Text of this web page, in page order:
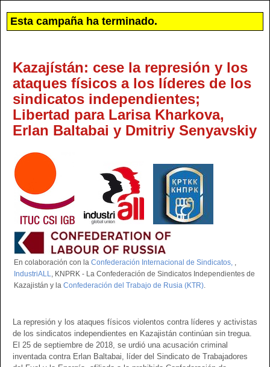
Esta campaña ha terminado.
Kazajístán: cese la represión y los
ataques físicos a los líderes de los
sindicatos independientes;
Libertad para Larisa Kharkova,
Erlan Baltabai y Dmitriy Senyavskiy
En colaboración con la Confederación Internacional de Sindicatos, ,
IndustriALL, KNPRK - La Confederación de Sindicatos Independientes de
Kazajistán y la Confederación del Trabajo de Rusia (KTR).
La represión y los ataques físicos violentos contra líderes y activistas
de los sindicatos independientes en Kazajistán continúan sin tregua.
El 25 de septiembre de 2018, se urdió una acusación criminal
inventada contra Erlan Baltabai, líder del Sindicato de Trabajadores